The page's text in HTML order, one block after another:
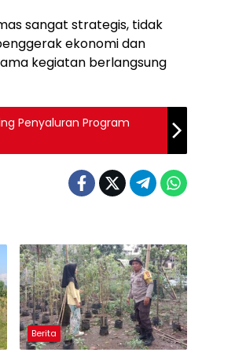
sangat strategis, tidak
ekonomi dan
kegiatan berlangsung
Penyaluran Program
Berita